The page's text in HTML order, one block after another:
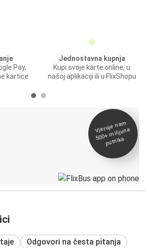
Pay,
kartice
Jednostavna kupnja
Kupi svoje karte online, u
našoj aplikaciji ili u FlixShopu
Vjeruje na
m
500+
milijuna
putnika
Odgovori na česta pitanja